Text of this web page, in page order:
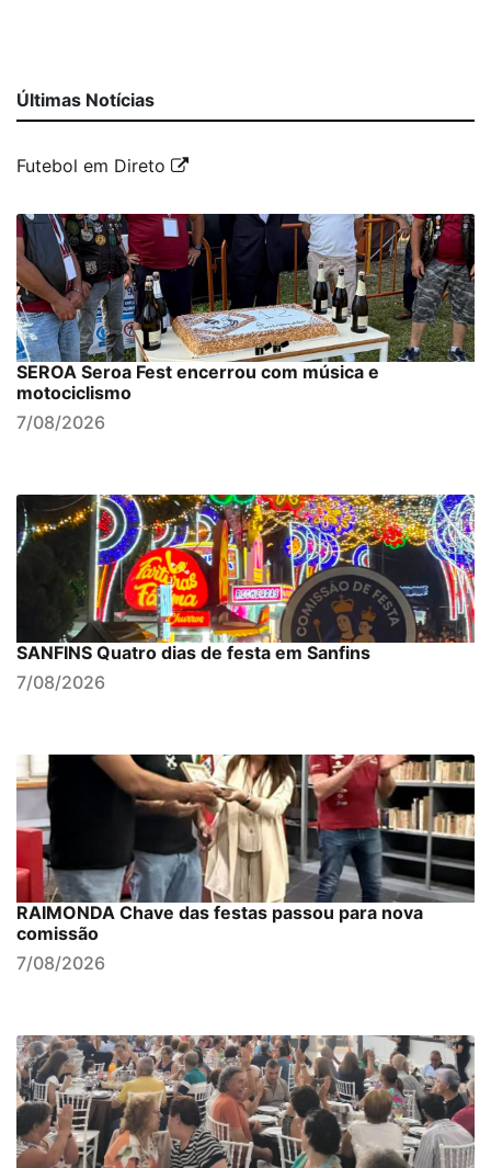
Últimas Notícias
Futebol em Direto
SEROA Seroa Fest encerrou com música e
motociclismo
7/08/2026
SANFINS Quatro dias de festa em Sanfins
7/08/2026
RAIMONDA Chave das festas passou para nova
comissão
7/08/2026